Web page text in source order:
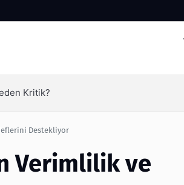
Arama
Olimpack ile Yakalayın
Destekliyor
Verimlilik ve